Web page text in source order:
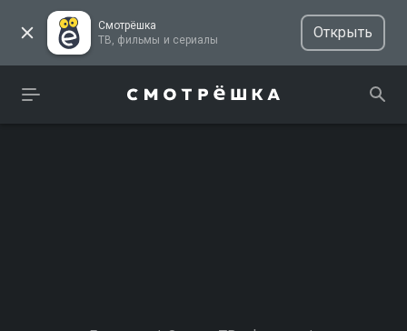
Смотрёшка
ТВ, фильмы и сериалы
Открыть